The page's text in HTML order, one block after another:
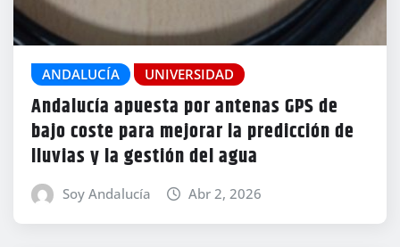
ANDALUCÍA UNIVERSIDAD
Andalucía apuesta por antenas GPS de
bajo coste para mejorar la predicción de
lluvias y la gestión del agua
Soy Andalucía Abr 2, 2026